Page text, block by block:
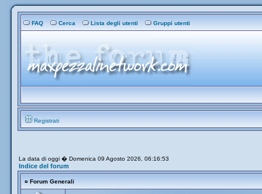
FAQ Cerca Lista degli utenti Gruppi utenti
Registrati
La data di oggi � Domenica 09 Agosto 2026, 06:16:53
Indice del forum
¤ Forum Generali